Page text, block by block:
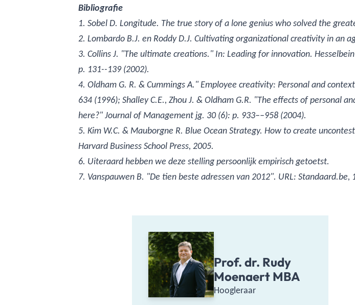
Bibliografie
1. Sobel D. Longitude. The true story of a lone genius who solved the
2. Lombardo B.J. en Roddy D.J. Cultivating organizational creativity in an
3. Collins J. "The ultimate creations." In: Leading for innovation.
p. 131--139 (2002).
4. Oldham G. R. & Cummings A." Employee creativity: Personal and
634 (1996); Shalley C.E., Zhou J. & Oldham G.R. "The effects of personal
here?" Journal of Management jg. 30 (6): p. 933––958 (2004).
5. Kim W.C. & Mauborgne R. Blue Ocean Strategy. How to create
Harvard Business School Press, 2005.
6. Uiteraard hebben we deze stelling persoonlijk empirisch getoetst.
7. Vanspauwen B. "De tien beste adressen van 2012". URL: Standaard.be,
Prof. dr. Rudy
Moenaert MBA
Hoogleraar